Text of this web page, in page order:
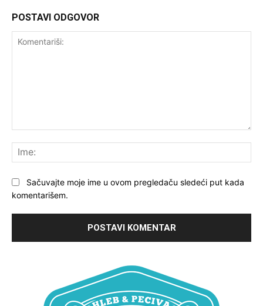
POSTAVI ODGOVOR
Sačuvajte moje ime u ovom pregledaču sledeći put kada
komentarišem.